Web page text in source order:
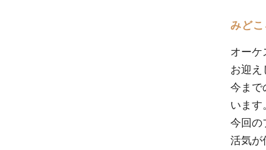
みど
オーケ
お迎え
今まで
います
今回の
活気が